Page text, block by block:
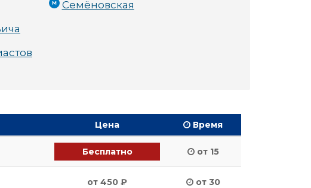
Семёновская
Цена Время
Бесплатно от 15
от 450 ₽ от 30